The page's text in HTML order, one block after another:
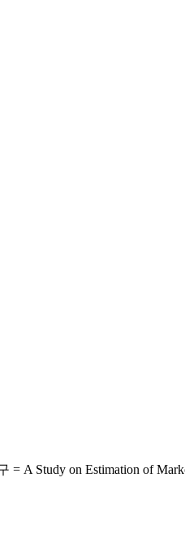
Study on Estimation of